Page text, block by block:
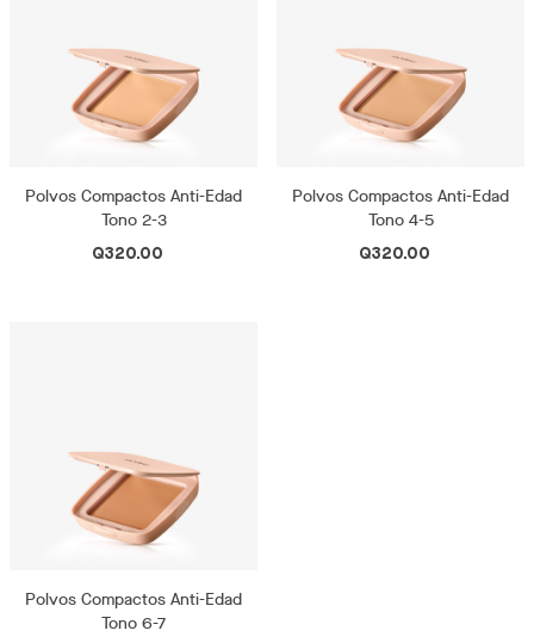
Polvos Compactos Anti-Edad
Tono 2-3
Q320.00
Polvos Compactos Anti-Edad
Tono 4-5
Q320.00
Polvos Compactos Anti-Edad
Tono 6-7